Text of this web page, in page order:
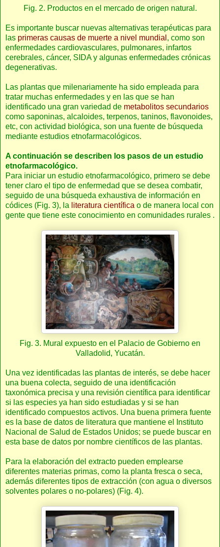
Fig. 2. Productos en el mercado de origen natural.
Es importante buscar nuevas alternativas terapéuticas para
las primeras causas de muerte a nivel mundial , como son
enfermedades cardiovasculares, pulmonares, infartos
cerebrales, cáncer, SIDA y algunas enfermedades crónicas
degenerativas.
Las plantas que milenariamente ha sido empleada para
tratar muchas enfermedades y en las que se han
identificado una gran variedad de metabolitos secundarios
como saponinas, alcaloides, terpenos, taninos, flavonoides,
etc, con actividad biológica, son una fuente de búsqueda
mediante estudios etnofarmacológicos.
A continuación se describen los pasos de un estudio
etnofarmacológico.
Para iniciar un estudio etnofarmacológico, primero se debe
tener claro el tipo de enfermedad que se desea combatir,
seguido de una búsqueda exhaustiva de información en
códices (Fig. 3), la literatura científica o de manera local con
gente que tiene este conocimiento en comunidades rurales .
Fig. 3. Mural expuesto en el Palacio de Gobierno en
Valladolid, Yucatán.
Una vez identificadas las plantas de interés, se debe hacer
una buena colecta, seguido de una identificación
taxonómica precisa y una revisión científica para identificar
si las especies ya han sido estudiadas y si se han
identificado compuestos activos. Una buena primera fuente
es la base de datos de literatura que mantiene el Instituto
Nacional de Salud de Estados Unidos; se puede buscar en
esta base de datos por nombre científicos de las plantas.
Para la elaboración del extracto pueden emplearse
diferentes materias primas, como la planta fresca o seca,
además diferentes tipos de extracción (con agua o diversos
solventes polares o no-polares) (Fig. 4).